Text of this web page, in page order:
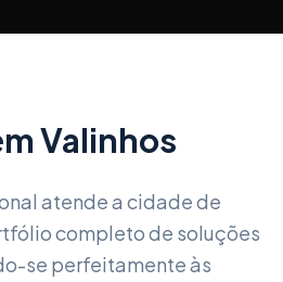
Valinhos
atende a cidade de
completo de soluções
se perfeitamente às